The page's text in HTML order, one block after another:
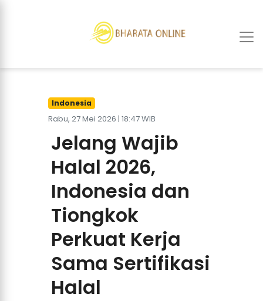
Indonesia
Rabu, 27 Mei 2026 | 18:47 WIB
Jelang Wajib
Halal 2026,
Indonesia dan
Tiongkok
Perkuat Kerja
Sama Sertifikasi
Halal